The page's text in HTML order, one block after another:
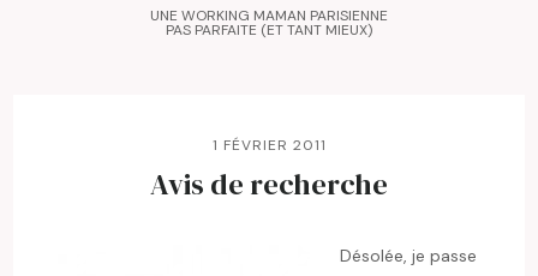
UNE WORKING MAMAN PARISIENNE
PAS PARFAITE (ET TANT MIEUX)
1 FÉVRIER 2011
Avis de recherche
Désolée, je passe